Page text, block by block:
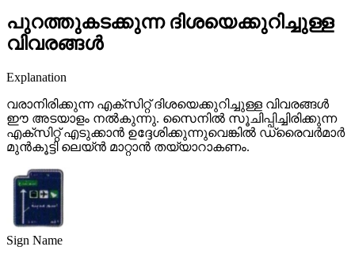
പുറത്തുകടക്കുന്ന ദിശയെക്കുറിച്ചുള്ള
വിവരങ്ങൾ
Explanation
വരാനിരിക്കുന്ന എക്സിറ്റ് ദിശയെക്കുറിച്ചുള്ള വിവരങ്ങൾ
ഈ അടയാളം നൽകുന്നു. സൈനിൽ സൂചിപ്പിച്ചിരിക്കുന്ന
എക്സിറ്റ് എടുക്കാൻ ഉദ്ദേശിക്കുന്നുവെങ്കിൽ ഡ്രൈവർമാർ
മുൻകൂട്ടി ലെയ്ൻ മാറ്റാൻ തയ്യാറാകണം.
Sign Name